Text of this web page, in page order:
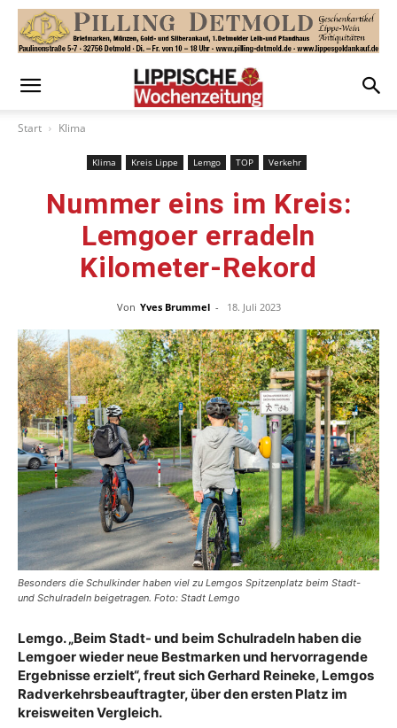
Start Klima
Klima Kreis Lippe Lemgo TOP Verkehr
Nummer eins im Kreis:
Lemgoer erradeln
Kilometer-Rekord
Von Yves Brummel - 18. Juli 2023
Besonders die Schulkinder haben viel zu Lemgos Spitzenplatz beim Stadt-
und Schulradeln beigetragen. Foto: Stadt Lemgo
Lemgo. „Beim Stadt- und beim Schulradeln haben die
Lemgoer wieder neue Bestmarken und hervorragende
Ergebnisse erzielt“, freut sich Gerhard Reineke, Lemgos
Radverkehrsbeauftragter, über den ersten Platz im
kreisweiten Vergleich.